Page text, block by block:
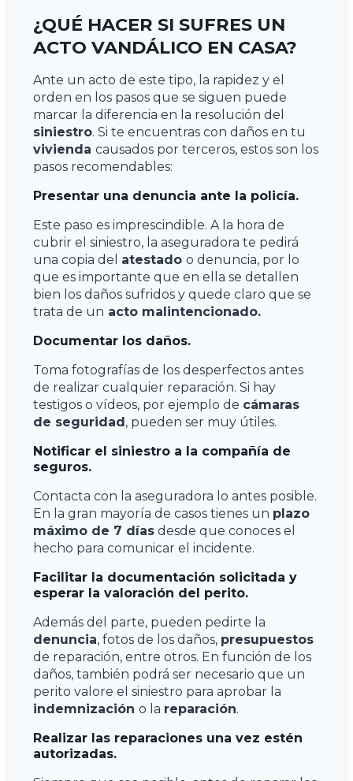
¿QUÉ HACER SI SUFRES UN
ACTO VANDÁLICO EN CASA?
Ante un acto de este tipo, la rapidez y el
orden en los pasos que se siguen puede
marcar la diferencia en la resolución del
siniestro. Si te encuentras con daños en tu
vivienda causados por terceros, estos son los
pasos recomendables:
Presentar una denuncia ante la policía.
Este paso es imprescindible. A la hora de
cubrir el siniestro, la aseguradora te pedirá
una copia del atestado o denuncia, por lo
que es importante que en ella se detallen
bien los daños sufridos y quede claro que se
trata de un acto malintencionado.
Documentar los daños.
Toma fotografías de los desperfectos antes
de realizar cualquier reparación. Si hay
testigos o vídeos, por ejemplo de cámaras
de seguridad, pueden ser muy útiles.
Notificar el siniestro a la compañía de
seguros.
Contacta con la aseguradora lo antes posible.
En la gran mayoría de casos tienes un plazo
máximo de 7 días desde que conoces el
hecho para comunicar el incidente.
Facilitar la documentación solicitada y
esperar la valoración del perito.
Además del parte, pueden pedirte la
denuncia, fotos de los daños, presupuestos
de reparación, entre otros. En función de los
daños, también podrá ser necesario que un
perito valore el siniestro para aprobar la
indemnización o la reparación.
Realizar las reparaciones una vez estén
autorizadas.